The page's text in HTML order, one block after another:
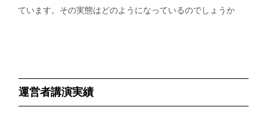
ています。その実態はどのようになっているのでしょうか
運営者講演実績